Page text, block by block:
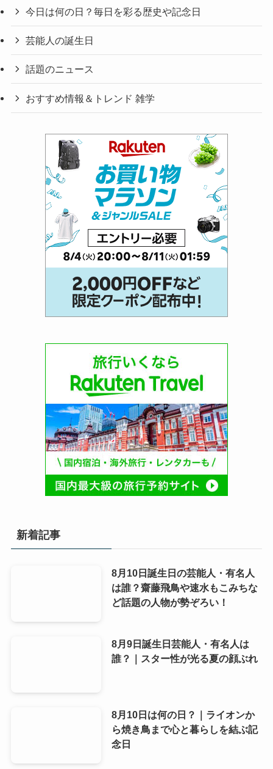
今日は何の日？毎日を彩る歴史や記念日
芸能人の誕生日
話題のニュース
おすすめ情報＆トレンド 雑学
新着記事
8月10日誕生日の芸能人・有名人
は誰？齋藤飛鳥や速水もこみちな
ど話題の人物が勢ぞろい！
8月9日誕生日芸能人・有名人は
誰？｜スター性が光る夏の顔ぶれ
8月10日は何の日？｜ライオンか
ら焼き鳥まで心と暮らしを結ぶ記
念日